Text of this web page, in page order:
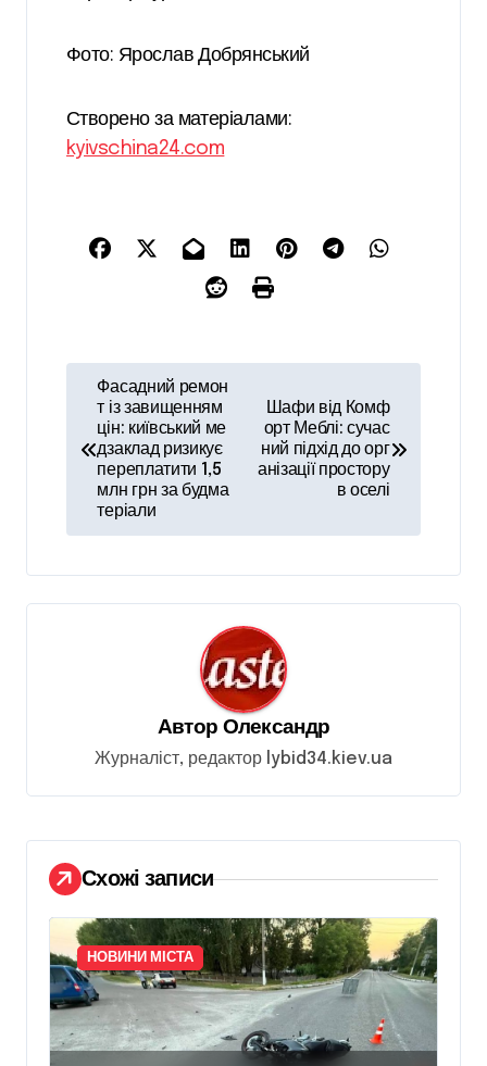
Фото: Ярослав Добрянський
Створено за матеріалами:
kyivschina24.com
в
ц
с
і
в
Фасадний ремон
т із завищенням
цін: київський ме
дзаклад ризикує
переплатити 1,5
млн грн за будма
теріали
Шафи від Комф
орт Меблі: сучас
ний підхід до орг
анізації простору
в оселі
Автор Олександр
Журналіст, редактор lybid34.kiev.ua
Схожі записи
НОВИНИ МІСТА